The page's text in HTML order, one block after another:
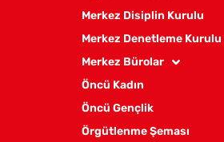
Merkez Disiplin Kurulu
Merkez Denetleme Kurulu
Merkez Bürolar
Öncü Kadın
Öncü Gençlik
Örgütlenme Şeması